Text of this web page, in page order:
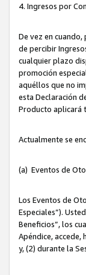
4. Ingresos por
De vez en
de percibir
cualquier plazo
promoción
aquéllos que no
esta Declaración
Producto aplicará
Actualmente se
(a) Eventos de
Los Eventos de
Especiales”).
Beneficios”, los
Apéndice, accede,
y, (2) durante la